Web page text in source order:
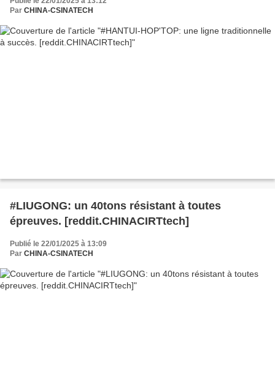
Par CHINA-CSINATECH
#LIUGONG: un 40tons résistant à toutes
épreuves. [reddit.CHINACIRTtech]
Publié le 22/01/2025 à 13:09
Par CHINA-CSINATECH